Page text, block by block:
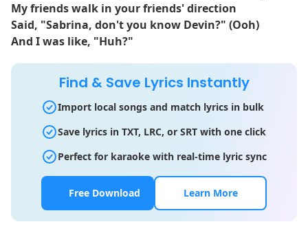
My friends walk in your friends' direction
Said, "Sabrina, don't you know Devin?" (Ooh)
And I was like, "Huh?"
Find & Save Lyrics Instantly
Import local songs and match lyrics in bulk
Save lyrics in TXT, LRC, or SRT with one click
Perfect for karaoke with real-time lyric sync
Free Download Learn More